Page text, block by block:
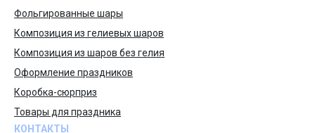
Фольгированные шары
Композиция из гелиевых шаров
Композиция из шаров без гелия
Оформление праздников
Коробка-сюрприз
Товары для праздника
КОНТАКТЫ